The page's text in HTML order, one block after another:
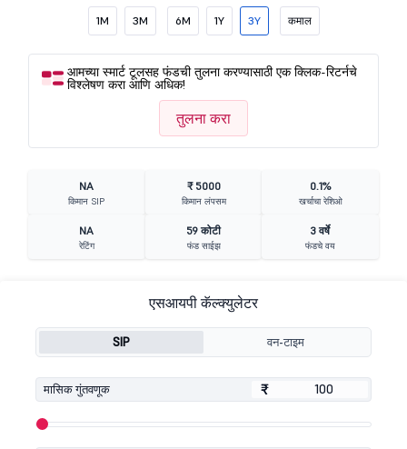
1M 3M 6M 1Y 3Y कमाल
आमच्या स्मार्ट टूलसह फंडची तुलना करण्यासाठी एक क्लिक-रिटर्नचे
विश्लेषण करा आणि अधिक!
तुलना करा
NA
किमान SIP
₹ 5000
किमान लंपसम
0.1%
खर्चाचा रेशिओ
NA
रेटिंग
59 कोटी
फंड साईझ
3 वर्षे
फंडचे वय
एसआयपी कॅल्क्युलेटर
SIP वन-टाइम
मासिक गुंतवणूक ₹
₹